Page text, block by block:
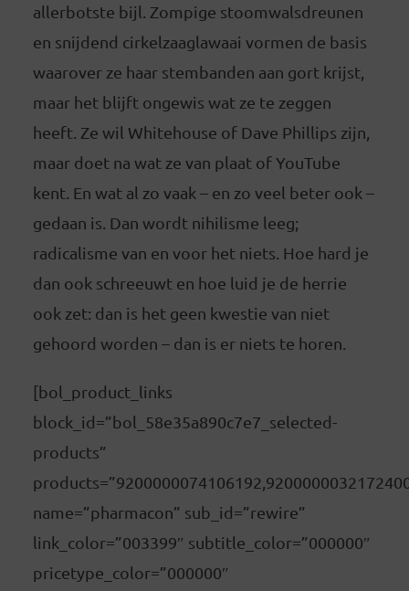
allerbotste bijl. Zompige stoomwalsdreunen
en snijdend cirkelzaaglawaai vormen de basis
waarover ze haar stembanden aan gort krijst,
maar het blijft ongewis wat ze te zeggen
heeft. Ze wil Whitehouse of Dave Phillips zijn,
maar doet na wat ze van plaat of YouTube
kent. En wat al zo vaak – en zo veel beter ook –
gedaan is. Dan wordt nihilisme leeg;
radicalisme van en voor het niets. Hoe hard je
dan ook schreeuwt en hoe luid je de herrie
ook zet: dan is het geen kwestie van niet
gehoord worden – dan is er niets te horen.
[bol_product_links
block_id=”bol_58e35a890c7e7_selected-
products”
name=”pharmacon” sub_id=”rewire”
link_color=”003399″ subtitle_color=”000000″
pricetype_color=”000000″